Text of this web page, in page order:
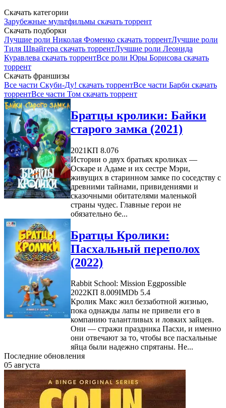
Скачать категории
Зарубежные мультфильмы скачать торрент
Скачать подборки
Лучшие роли Николая Фоменко скачать торрентЛучшие роли
Тиля Швайгера скачать торрентЛучшие роли Леонида
Куравлева скачать торрентВсе роли Юры Борисова скачать
торрент
Скачать франшизы
Все части Скуби-Ду! скачать торрентВсе части Барби скачать
торрентВсе части Том скачать торрент
Братцы кролики: Байки
старого замка (2021)
2021КП 8.076
Истории о двух братьях кроликах —
Оскаре и Адаме и их сестре Мэри,
живущих в старинном замке по соседству с
древними тайнами, привидениями и
сказочными обитателями маленькой
страны чудес. Главные герои не
обязательно бе...
Братцы Кролики:
Пасхальный переполох
(2022)
Rabbit School: Mission Eggpossible
2022КП 8.009IMDb 5.4
Кролик Макс жил беззаботной жизнью,
пока однажды лапы не привели его в
компанию талантливых и ловких зайцев.
Они — стражи праздника Пасхи, и именно
они отвечают за то, чтобы все пасхальные
яйца были надежно спрятаны. Не...
Последние обновления
05 августа